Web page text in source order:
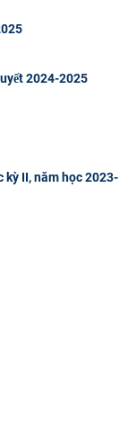
2024-2025
kỳ II, năm học 2023-